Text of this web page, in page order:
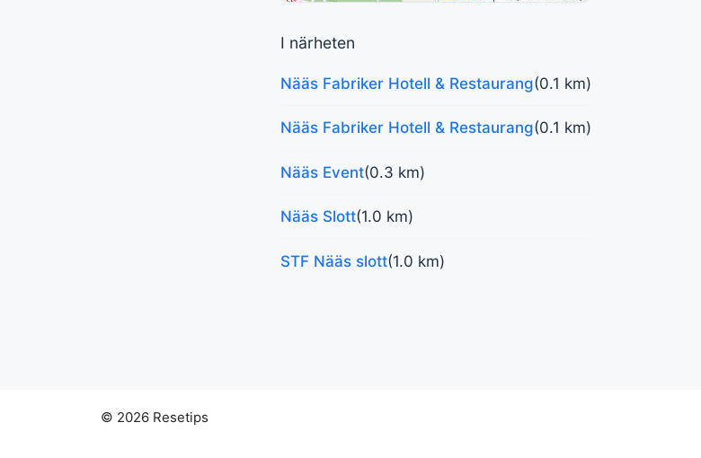
I närheten
Nääs Fabriker Hotell & Restaurang(0.1 km)
Nääs Fabriker Hotell & Restaurang(0.1 km)
Nääs Event(0.3 km)
Nääs Slott(1.0 km)
STF Nääs slott(1.0 km)
© 2026 Resetips